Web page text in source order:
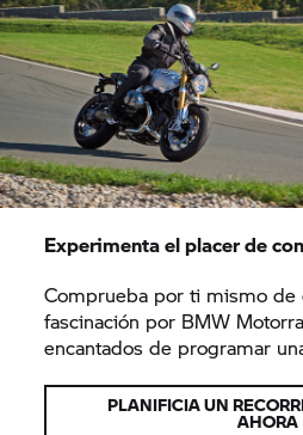
Experimenta el placer de
Comprueba por ti mismo de
fascinación por BMW
encantados de programar
PLANIFICIA UN
AHORA